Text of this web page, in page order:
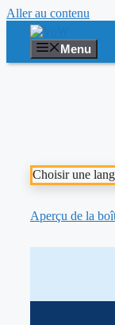
Aller au contenu
Menu
Choisir une
Aperçu de la